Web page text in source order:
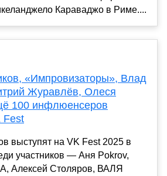
Караваджо в Риме....
«Импровизаторы», Влад
Журавлёв, Олеся
100 инфлюенсеров
Fest
выступят на VK Fest 2025 в
участников — Аня Pokrov,
Столяров, ВАЛЯ